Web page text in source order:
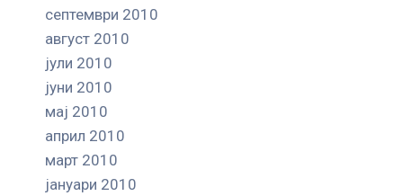
септември 2010
август 2010
јули 2010
јуни 2010
мај 2010
април 2010
март 2010
јануари 2010